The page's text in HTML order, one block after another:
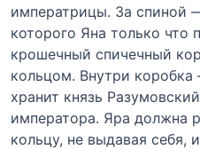
императрицы. За спиной
которого Яна только что
крошечный спичечный
кольцом. Внутри
хранит князь
императора. Яра должна
кольцу, не выдавая себя,